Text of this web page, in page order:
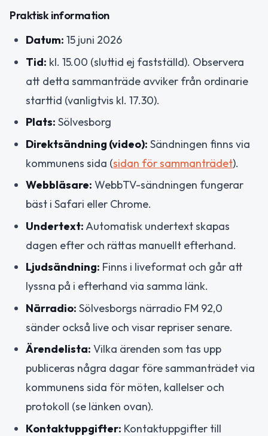
Praktisk information
Datum: 15 juni 2026
Tid: kl. 15.00 (sluttid ej fastställd). Observera
att detta sammanträde avviker från ordinarie
starttid (vanligtvis kl. 17.30).
Plats: Sölvesborg
Direktsändning (video): Sändningen finns via
kommunens sida (sidan för sammanträdet).
Webbläsare: WebbTV-sändningen fungerar
bäst i Safari eller Chrome.
Undertext: Automatisk undertext skapas
dagen efter och rättas manuellt efterhand.
Ljudsändning: Finns i liveformat och går att
lyssna på i efterhand via samma länk.
Närradio: Sölvesborgs närradio FM 92,0
sänder också live och visar repriser senare.
Ärendelista: Vilka ärenden som tas upp
publiceras några dagar före sammanträdet via
kommunens sida för möten, kallelser och
protokoll (se länken ovan).
Kontaktuppgifter: Kontaktuppgifter till